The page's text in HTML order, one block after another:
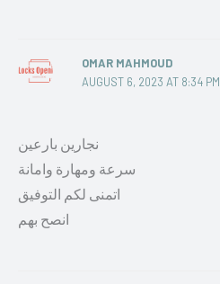
OMAR MAHMOUD
AUGUST 6, 2023 AT 8:34 PM
نجارين بارعين
سرعة ومهارة وامانة
اتمنى لكم التوفيق
انصح بهم